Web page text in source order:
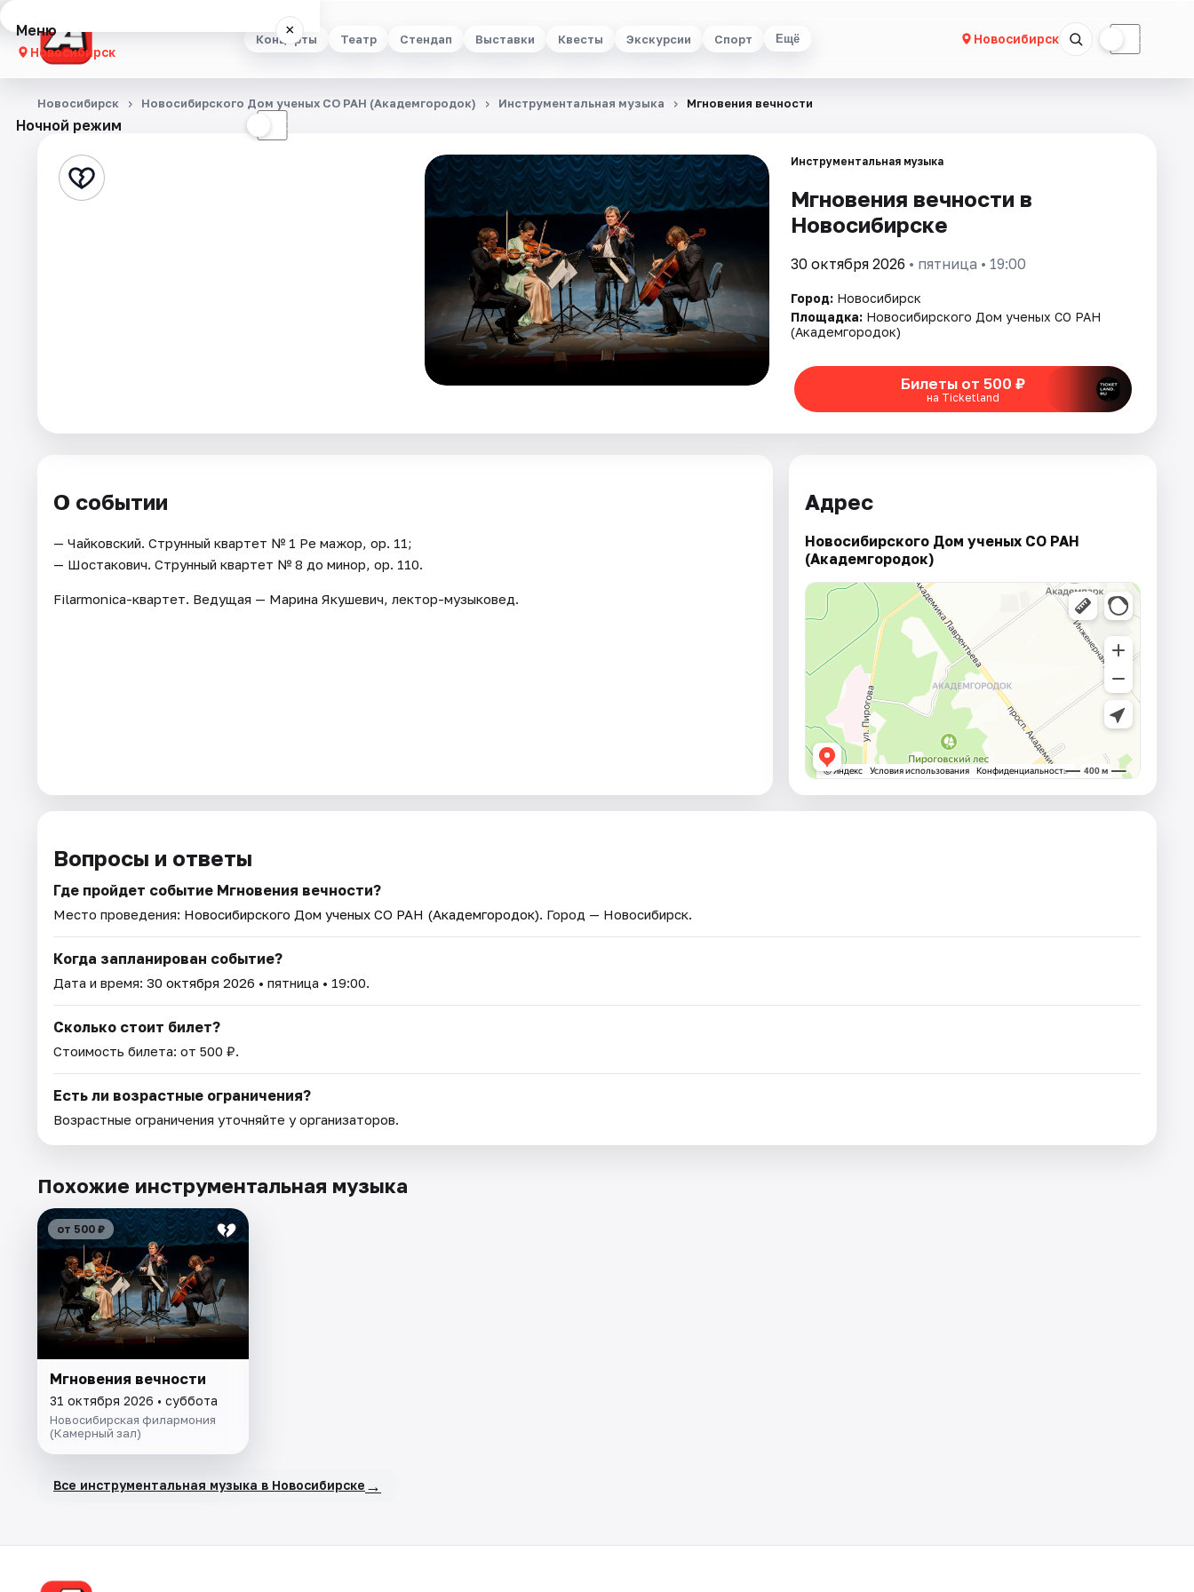
Концерты Театр Стендап Выставки Квесты Экскурсии Спорт Ещё Новосибирск ☾
Меню ×
Новосибирск
Концерты
Стендап
Рейтинги
Ночной режим ☾
Новосибирск Новосибирского Дом ученых СО РАН (Академгородок) Инструментальная музыка Мгновения вечности
Инструментальная музыка
Мгновения вечности в
Новосибирске
30 октября 2026 • пятница • 19:00
Город: Новосибирск
Площадка: Новосибирского Дом ученых СО РАН
(Академгородок)
Билеты от 500 ₽
на Ticketland
О событии
— Чайковский. Струнный квартет № 1 Ре мажор, op. 11;
— Шостакович. Струнный квартет № 8 до минор, op. 110.
Filarmonica-квартет. Ведущая — Марина Якушевич, лектор-музыковед.
Адрес
Новосибирского Дом ученых СО РАН
(Академгородок)
Вопросы и ответы
Где пройдет событие Мгновения вечности?
Место проведения: Новосибирского Дом ученых СО РАН (Академгородок). Город — Новосибирск.
Когда запланирован событие?
Дата и время: 30 октября 2026 • пятница • 19:00.
Сколько стоит билет?
Стоимость билета: от 500 ₽.
Есть ли возрастные ограничения?
Возрастные ограничения уточняйте у организаторов.
Похожие инструментальная музыка
от 500 ₽
Мгновения вечности
31 октября 2026 • суббота
Новосибирская филармония
(Камерный зал)
Все инструментальная музыка в Новосибирске →